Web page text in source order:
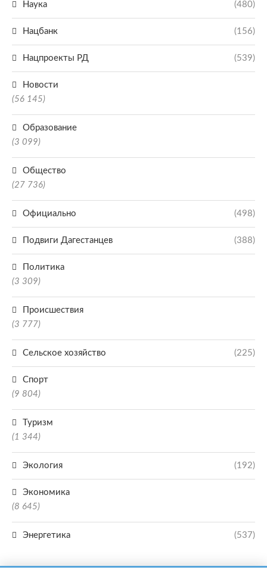
Наука (480)
Нацбанк (156)
Нацпроекты РД (539)
Новости
(56 145)
Образование
(3 099)
Общество
(27 736)
Официально (498)
Подвиги Дагестанцев (388)
Политика
(3 309)
Происшествия
(3 777)
Сельское хозяйство (225)
Спорт
(9 804)
Туризм
(1 344)
Экология (192)
Экономика
(8 645)
Энергетика (537)